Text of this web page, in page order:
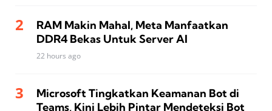
RAM Makin Mahal, Meta Manfaatkan
DDR4 Bekas Untuk Server AI
22 hours ago
Microsoft Tingkatkan Keamanan Bot di
Teams, Kini Lebih Pintar Mendeteksi Bot